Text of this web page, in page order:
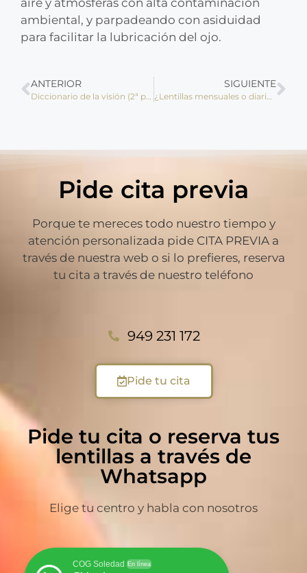
ambiental, y parpadeando con asiduidad
para facilitar la lubricación del ojo.
ANTERIOR
Diccionario de la visión (2ª parte)
SIGUIENTE
¿Lentillas mensuales o diarias?
Pide cita previa
Porque te mereces todo nuestro tiempo y
atención personalizada pide CITA PREVIA a
través de nuestra web o si lo prefieres, reserva
tu cita a través de nuestro teléfono
949 231 172
Pide tu cita
Pide tu cita o reserva tus
lentillas a través de
Whatsapp
Elige tu centro y habla con nosotros
COG Soledad En línea